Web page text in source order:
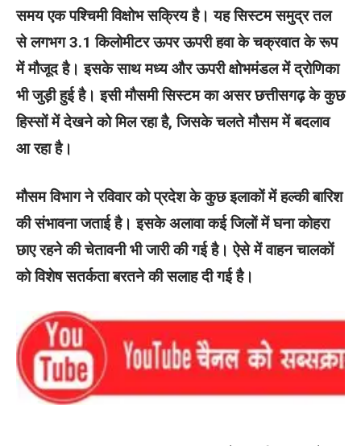
समय एक पश्चिमी विक्षोभ सक्रिय है। यह सिस्टम समुद्र तल
से लगभग 3.1 किलोमीटर ऊपर ऊपरी हवा के चक्रवात के रूप
में मौजूद है। इसके साथ मध्य और ऊपरी क्षोभमंडल में द्रोणिका
भी जुड़ी हुई है। इसी मौसमी सिस्टम का असर छत्तीसगढ़ के कुछ
हिस्सों में देखने को मिल रहा है, जिसके चलते मौसम में बदलाव
आ रहा है।
मौसम विभाग ने रविवार को प्रदेश के कुछ इलाकों में हल्की बारिश
की संभावना जताई है। इसके अलावा कई जिलों में घना कोहरा
छाए रहने की चेतावनी भी जारी की गई है। ऐसे में वाहन चालकों
को विशेष सतर्कता बरतने की सलाह दी गई है।